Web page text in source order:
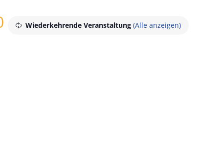
Wiederkehrende Veranstaltung (Alle anzeigen)